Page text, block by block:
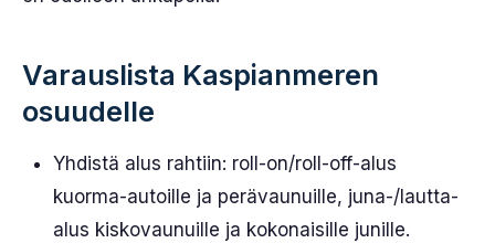
Varauslista Kaspianmeren
osuudelle
Yhdistä alus rahtiin: roll-on/roll-off-alus
kuorma-autoille ja perävaunuille, juna-/lautta-
alus kiskovaunuille ja kokonaisille junille.